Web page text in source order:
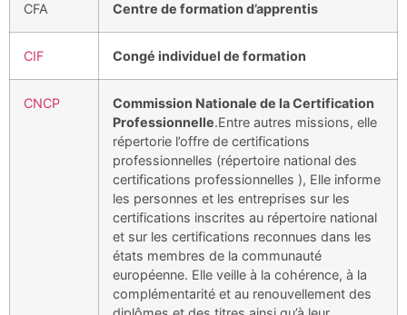
CFA Centre de formation d’apprentis
CIF Congé individuel de formation
CNCP
Commission Nationale de la Certification
Professionnelle.Entre autres missions, elle
répertorie l’offre de certifications
professionnelles (répertoire national des
certifications professionnelles ), Elle informe
les personnes et les entreprises sur les
certifications inscrites au répertoire national
et sur les certifications reconnues dans les
états membres de la communauté
européenne. Elle veille à la cohérence, à la
complémentarité et au renouvellement des